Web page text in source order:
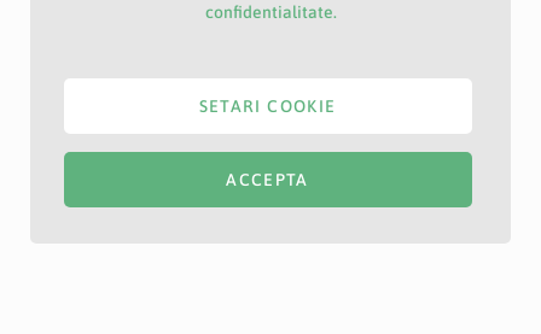
confidentialitate.
ACCEPTA
SETARI COOKIE